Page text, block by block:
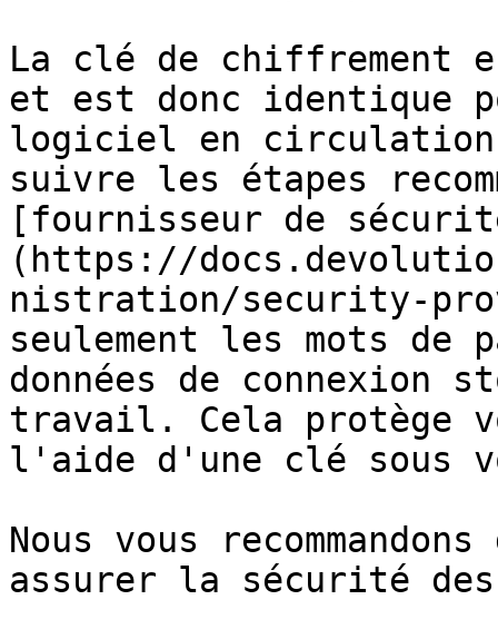
La clé de chiffrement
et est donc identique
logiciel en
suivre les étapes
[fournisseur de
(https://
nistration/security-
seulement les mots de
données de connexion
travail. Cela protège
l'aide d'une clé sous
Nous vous
assurer la sécurité des